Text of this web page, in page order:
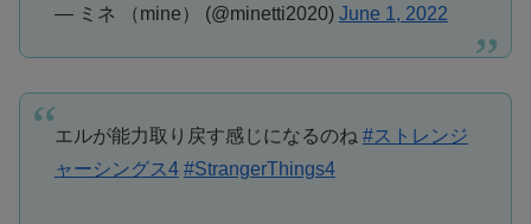
— ミネ （mine） (@minetti2020) June 1, 2022
エルが能力取り戻す感じになるのね #ストレンジ
ャーシングス4 #StrangerThings4